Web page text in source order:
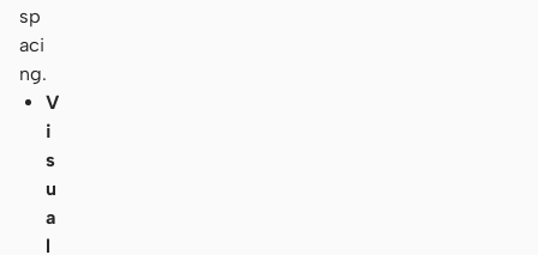
sp
aci
ng.
V
i
s
u
a
l